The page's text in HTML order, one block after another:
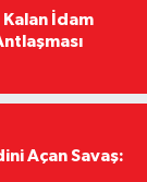
İdam
Açan Savaş: